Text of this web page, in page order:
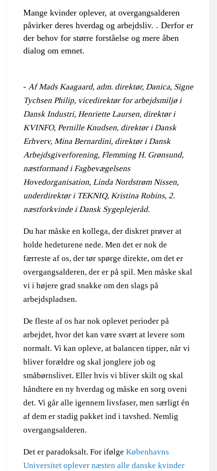
Mange kvinder oplever, at overgangsalderen
påvirker deres hverdag og arbejdsliv. . Derfor er
der behov for større forståelse og mere åben
dialog om emnet.
- Af Mads Kaagaard, adm. direktør, Danica, Signe
Tychsen Philip, vicedirektør for arbejdsmiljø i
Dansk Industri, Henriette Laursen, direktør i
KVINFO, Pernille Knudsen, direktør i Dansk
Erhverv, Mina Bernardini, direktør i Dansk
Arbejdsgiverforening, Flemming H. Grønsund,
næstformand i Fagbevægelsens
Hovedorganisation, Linda Nordstrøm Nissen,
underdirektør i TEKNIQ, Kristina Robins, 2.
næstforkvinde i Dansk Sygeplejeråd.
Du har måske en kollega, der diskret prøver at
holde hedeturene nede. Men det er nok de
færreste af os, der tør spørge direkte, om det er
overgangsalderen, der er på spil. Men måske skal
vi i højere grad snakke om den slags på
arbejdspladsen.
De fleste af os har nok oplevet perioder på
arbejdet, hvor det kan være svært at levere som
normalt. Vi kan opleve, at balancen tipper, når vi
bliver forældre og skal jonglere job og
småbørnslivet. Eller hvis vi bliver skilt og skal
håndtere en ny hverdag og måske en sorg oveni
det. Vi går alle igennem livsfaser, men særligt én
af dem er stadig pakket ind i tavshed. Nemlig
overgangsalderen.
Det er paradoksalt. For ifølge Københavns
Universitet oplever næsten alle danske kvinder